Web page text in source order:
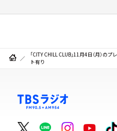
「CITY CHILL CLUB」11月4日（月）
ト有り